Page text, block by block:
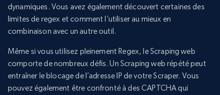
dynamiques. Vous avez également découvert certaines des
limites de regex et comment l’utiliser au mieux en
combinaison avec un autre outil.
Même si vous utilisez pleinement Regex, le Scraping web
comporte de nombreux défis. Un Scraping web répété peut
entraîner le blocage de l’adresse IP de votre Scraper. Vous
pouvez également être confronté à des CAPTCHA qui